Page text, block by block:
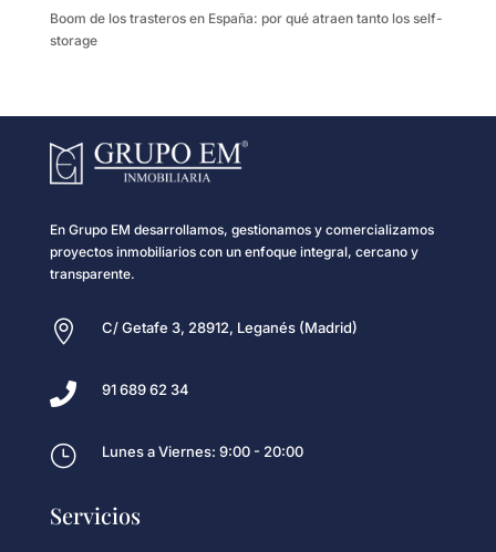
Boom de los trasteros en España: por qué atraen tanto los self-
storage
En Grupo EM desarrollamos, gestionamos y comercializamos
proyectos inmobiliarios con un enfoque integral, cercano y
transparente.
 C/ Getafe 3, 28912, Leganés (Madrid)
 91 689 62 34
} Lunes a Viernes: 9:00 - 20:00
Servicios